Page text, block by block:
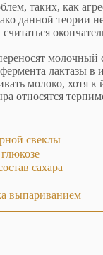
таких, как
данной теории
молочный
лактазы в
молоко, хотя к
относятся
свеклы
сахара
выпариванием